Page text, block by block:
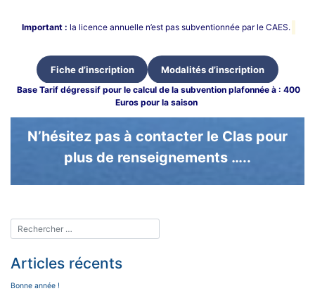
Important : la licence annuelle n’est pas subventionnée par le CAES.
Fiche d’inscription Modalités d’inscription
Base Tarif dégressif pour le calcul de la subvention plafonnée à : 400
Euros pour la saison
N’hésitez pas à contacter le Clas pour
plus de renseignements …..
Articles récents
Bonne année !